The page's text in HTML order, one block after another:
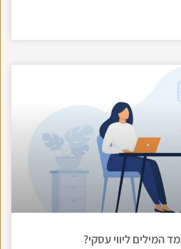
המילים ליווי עסקי?